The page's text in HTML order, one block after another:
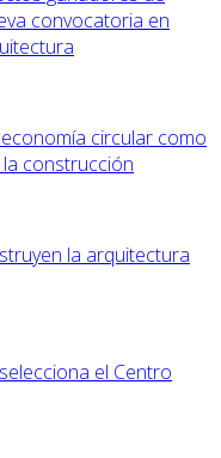
convocatoria en
circular como
construcción
la arquitectura
el Centro